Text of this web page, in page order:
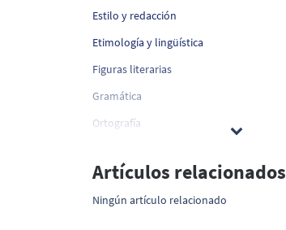
Estilo y redacción
Etimología y lingüística
Figuras literarias
Gramática
Ortografía
Artículos relacionados
Ningún artículo relacionado